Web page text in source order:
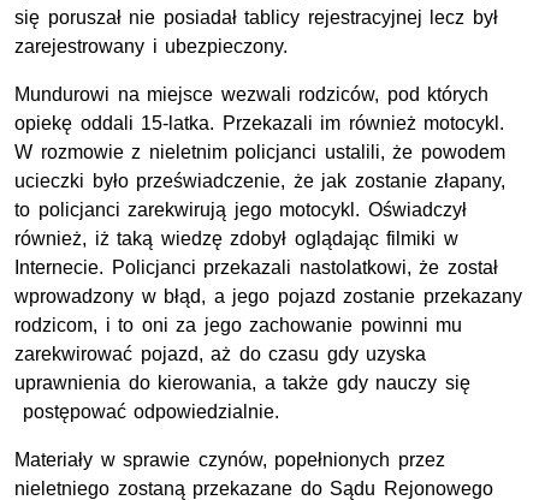
się poruszał nie posiadał tablicy rejestracyjnej lecz był
zarejestrowany i ubezpieczony.
Mundurowi na miejsce wezwali rodziców, pod których
opiekę oddali 15-latka. Przekazali im również motocykl.
W rozmowie z nieletnim policjanci ustalili, że powodem
ucieczki było przeświadczenie, że jak zostanie złapany,
to policjanci zarekwirują jego motocykl. Oświadczył
również, iż taką wiedzę zdobył oglądając filmiki w
Internecie. Policjanci przekazali nastolatkowi, że został
wprowadzony w błąd, a jego pojazd zostanie przekazany
rodzicom, i to oni za jego zachowanie powinni mu
zarekwirować pojazd, aż do czasu gdy uzyska
uprawnienia do kierowania, a także gdy nauczy się
postępować odpowiedzialnie.
Materiały w sprawie czynów, popełnionych przez
nieletniego zostaną przekazane do Sądu Rejonowego